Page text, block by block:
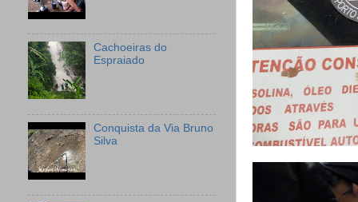
Cachoeiras do
Espraiado
Conquista da Via Bruno
Silva